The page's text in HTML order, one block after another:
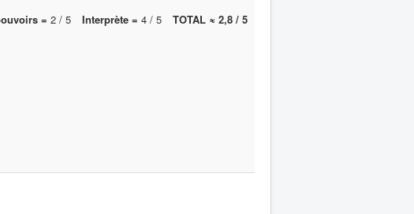
= 2 / 5 Interprète = 4 / 5
TOTAL ≈ 2,8 / 5